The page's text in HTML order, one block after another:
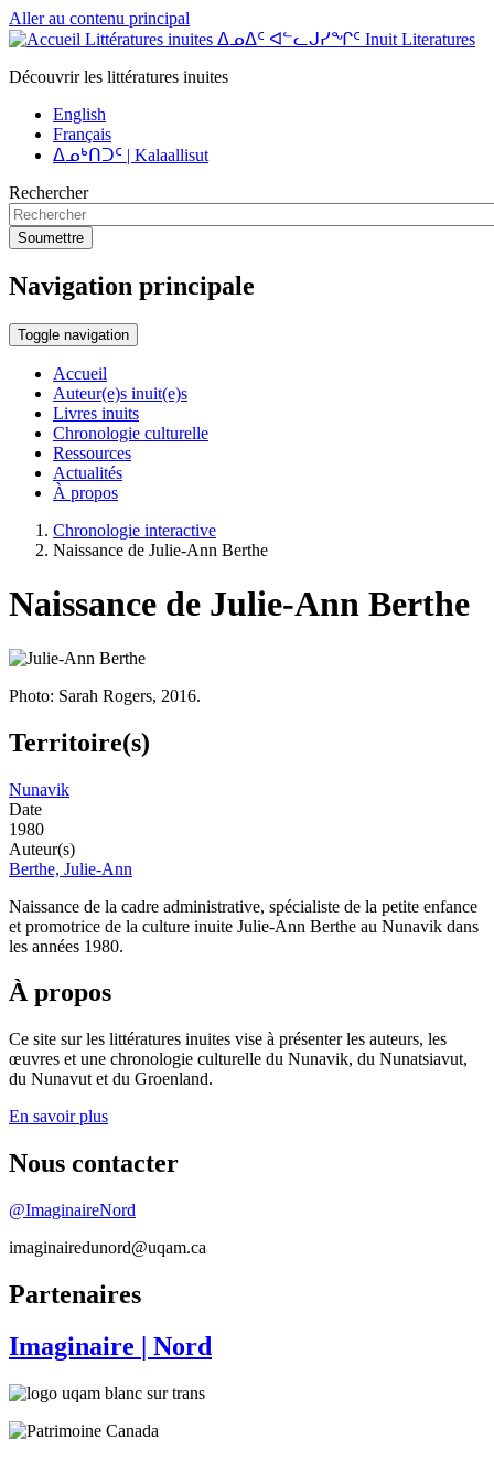
Aller au contenu principal
Littératures inuites ᐃᓄᐃᑦ ᐊᓪᓚᒍᓯᖏᑦ Inuit Literatures
Découvrir les littératures inuites
English
Français
ᐃᓄᒃᑎᑐᑦ | Kalaallisut
Rechercher
Soumettre
Navigation principale
Toggle navigation
Accueil
Auteur(e)s inuit(e)s
Livres inuits
Chronologie culturelle
Ressources
Actualités
À propos
Chronologie interactive
Naissance de Julie-Ann Berthe
Naissance de Julie-Ann Berthe
Photo: Sarah Rogers, 2016.
Territoire(s)
Nunavik
Date
1980
Auteur(s)
Berthe, Julie-Ann
Naissance de la cadre administrative, spécialiste de la petite enfance
et promotrice de la culture inuite Julie-Ann Berthe au Nunavik dans
les années 1980.
À propos
Ce site sur les littératures inuites vise à présenter les auteurs, les
œuvres et une chronologie culturelle du Nunavik, du Nunatsiavut,
du Nunavut et du Groenland.
En savoir plus
Nous contacter
@ImaginaireNord
imaginairedunord@uqam.ca
Partenaires
Imaginaire | Nord